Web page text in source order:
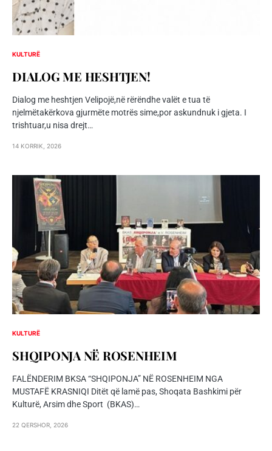
KULTURË
DIALOG ME HESHTJEN!
Dialog me heshtjen Velipojë,në rërëndhe valët e tua të
njelmëtakërkova gjurmëte motrës sime,por askundnuk i gjeta. I
trishtuar,u nisa drejt…
14 KORRIK, 2026
KULTURË
SHQIPONJA NЁ ROSENHEIM
FALËNDERIM BKSA “SHQIPONJA” NË ROSENHEIM NGA
MUSTAFË KRASNIQI Ditët që lamë pas, Shoqata Bashkimi për
Kulturë, Arsim dhe Sport (BKAS)…
22 QERSHOR, 2026